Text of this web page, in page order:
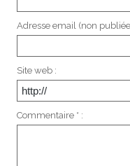
Adresse email (non
Site web :
Commentaire * :